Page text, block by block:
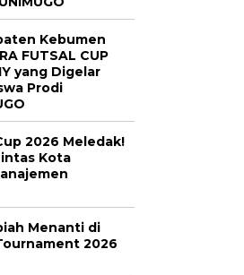
Kebumen
FUTSAL CUP
yang Digelar
Prodi
2026 Meledak!
Kota
Menanti di
2026